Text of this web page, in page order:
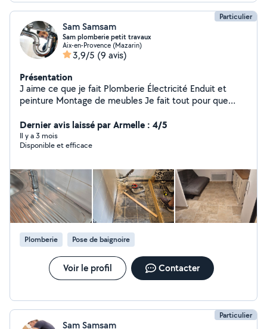
Particulier
Sam Samsam
Sam plomberie petit travaux
Aix-en-Provence (Mazarin)
3,9/5 (9 avis)
Présentation
J aime ce que je fait Plomberie Électricité Enduit et
peinture Montage de meubles Je fait tout pour que
satisfait.
Dernier avis laissé par Armelle : 4/5
Il y a 3 mois
Disponible et efficace
Plomberie Pose de baignoire
Voir le profil Contacter
Particulier
Sam Samsam